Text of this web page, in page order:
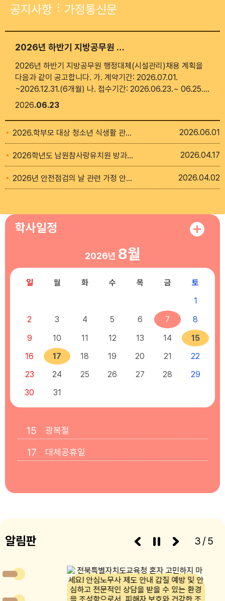
공지사항 가정통신문
2026년 하반기 지방공무원 행정대체(시설관리) 채용 공고
2026년 하반기 지방공무원 행정대체(시설관리)채용 계획을
다음과 같이 공고합니다. 가. 계약기간: 2026.07.01.
~2026.12.31.(6개월) 나. 접수기간: 2026.06.23.~ 06.25.
15시까지 다. 채용인원: 1명 ※자세한 사항은 붙임파일을 참고
2026 06.23
2026.학부모 대상 청소년 식생활 관련 연수 2026 06.01
2026학년도 남원참사랑유치원 방과후 과정 시간제기간제교사 채용 2026 04.17
2026년 안전점검의 날 관련 가정 안전점검표 안내 2026 04.02
학사일정
2026년 8월
일 월 화 수 목 금
토
1
2
3 4 5 6 7
8
9
10 11 12 13 14
15
16
17 18 19 20 21
22
23
24 25 26 27 28
29
30
31
15 광복절
17 대체공휴일
알림판 3/5